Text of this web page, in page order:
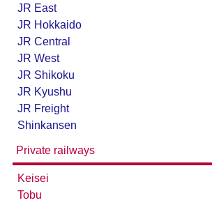
JR East
JR Hokkaido
JR Central
JR West
JR Shikoku
JR Kyushu
JR Freight
Shinkansen
Private railways
Keisei
Tobu